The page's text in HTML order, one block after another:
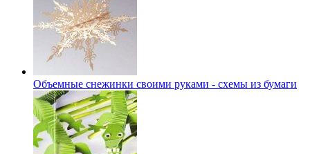
Объемные снежинки своими руками - схемы из бумаги